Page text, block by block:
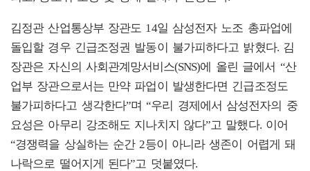
김정관 산업통상부 장관도 14일 삼성전자 노조 총파업에
돌입할 경우 긴급조정권 발동이 불가피하다고 밝혔다. 김
장관은 자신의 사회관계망서비스(SNS)에 올린 글에서 “산
업부 장관으로서는 만약 파업이 발생한다면 긴급조정도
불가피하다고 생각한다”며 “우리 경제에서 삼성전자의 중
요성은 아무리 강조해도 지나치지 않다”고 말했다. 이어
“경쟁력을 상실하는 순간 2등이 아니라 생존이 어렵게 돼
나락으로 떨어지게 된다”고 덧붙였다.